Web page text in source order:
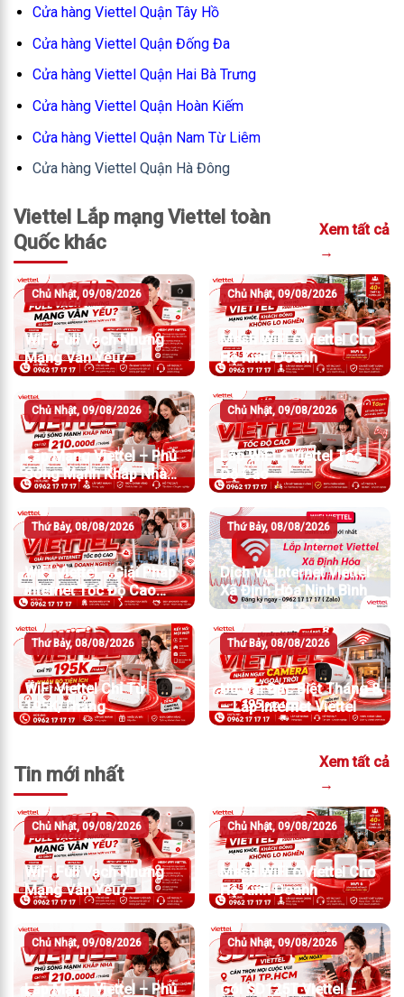
Cửa hàng Viettel Quận Tây Hồ
Cửa hàng Viettel Quận Đống Đa
Cửa hàng Viettel Quận Hai Bà Trưng
Cửa hàng Viettel Quận Hoàn Kiếm
Cửa hàng Viettel Quận Nam Từ Liêm
Cửa hàng Viettel Quận Hà Đông
Viettel Lắp mạng Viettel toàn
Quốc khác
Xem tất cả
→
Chủ Nhật, 09/08/2026
WiFi Full Vạch Nhưng
Mạng Vẫn Yếu?
Chủ Nhật, 09/08/2026
Mesh WiFi 6 Viettel Cho
Hộ Kinh Doanh
Chủ Nhật, 09/08/2026
Lắp Mạng Viettel – Phủ
Sóng Mạnh Khắp Nhà
Chỉ Từ 210.000đ/Tháng
Chủ Nhật, 09/08/2026
Lắp WiFi 6 Viettel Tốc
Độ Cao
Thứ Bảy, 08/08/2026
WiFi Viettel – Giải Pháp
Internet Tốc Độ Cao
Cho Gia Đình Và Doanh
Nghiệp
Thứ Bảy, 08/08/2026
Dịch Vụ Internet Viettel
Xã Định Hóa Ninh Bình
Thứ Bảy, 08/08/2026
WiFi Viettel Chỉ Từ
195K/Tháng
Thứ Bảy, 08/08/2026
Ưu Đãi Đặc Biệt Tháng 8
– Lắp Internet Viettel
Tin mới nhất
Xem tất cả
→
Chủ Nhật, 09/08/2026
WiFi Full Vạch Nhưng
Mạng Vẫn Yếu?
Chủ Nhật, 09/08/2026
Mesh WiFi 6 Viettel Cho
Hộ Kinh Doanh
Chủ Nhật, 09/08/2026
Lắp Mạng Viettel – Phủ
Chủ Nhật, 09/08/2026
Gói SD125T Viettel –